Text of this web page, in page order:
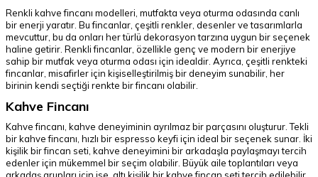
Renkli kahve fincanı modelleri, mutfakta veya oturma odasında canlı
bir enerji yaratır. Bu fincanlar, çeşitli renkler, desenler ve tasarımlarla
mevcuttur, bu da onları her türlü dekorasyon tarzına uygun bir seçenek
haline getirir. Renkli fincanlar, özellikle genç ve modern bir enerjiye
sahip bir mutfak veya oturma odası için idealdir. Ayrıca, çeşitli renkteki
fincanlar, misafirler için kişiselleştirilmiş bir deneyim sunabilir, her
birinin kendi seçtiği renkte bir fincanı olabilir.
Kahve Fincanı
Kahve fincanı, kahve deneyiminin ayrılmaz bir parçasını oluşturur. Tekli
bir kahve fincanı, hızlı bir espresso keyfi için ideal bir seçenek sunar. İki
kişilik bir fincan seti, kahve deneyimini bir arkadaşla paylaşmayı tercih
edenler için mükemmel bir seçim olabilir. Büyük aile toplantıları veya